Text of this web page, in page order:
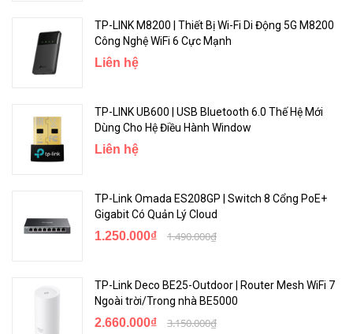
Archer GE400 nâng cao trải nghiệm chơi game của bạn bằng cách
cung cấp khả năng tăng tốc tiên tiến cho các ứng dụng và thiết bị,
đồng thời lựa chọn thông minh đường dẫn lưu lượng tối ưu cho kết
TP-LINK M8200 | Thiết Bị Wi-Fi Di Động 5G M8200
Công Nghệ WiFi 6 Cực Mạnh
Liên hệ
TP-LINK UB600 | USB Bluetooth 6.0 Thế Hệ Mới
Dùng Cho Hệ Điều Hành Window
Liên hệ
TP-Link Omada ES208GP | Switch 8 Cổng PoE+
Gigabit Có Quản Lý Cloud
1.250.000₫ 1.490.000₫
TP-Link Deco BE25-Outdoor | Router Mesh WiFi 7
Ngoài trời/Trong nhà BE5000
2.660.000₫ 3.150.000₫